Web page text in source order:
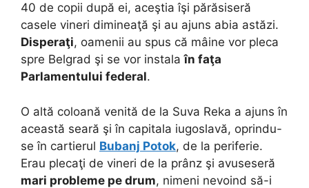
40 de copii după ei, aceştia îşi părăsiseră
casele vineri dimineaţă şi au ajuns abia astăzi.
Disperaţi, oamenii au spus că mâine vor pleca
spre Belgrad şi se vor instalaîn faţa
Parlamentului federal.
O altă coloană venită de la Suva Reka a ajuns în
această seară şi în capitala iugoslavă, oprindu-
se în cartierul Bubanj Potok, de la periferie.
Erau plecaţi de vineri de la prânz şi avuseseră
mari probleme pe drum, nimeni nevoind să-i